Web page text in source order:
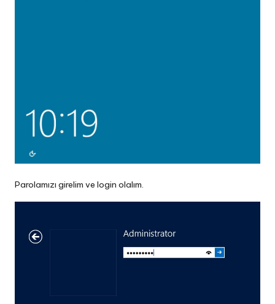
Parolamızı girelim ve login olalım.